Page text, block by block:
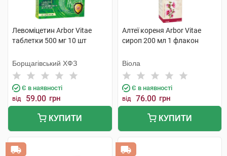
Левоміцетин Arbor Vitae
таблетки 500 мг 10 шт
Борщагівський ХФЗ
Є в наявності
від 59.00 грн
КУПИТИ
Алтеї кореня Arbor Vitae
сироп 200 мл 1 флакон
Віола
Є в наявності
від 76.00 грн
КУПИТИ